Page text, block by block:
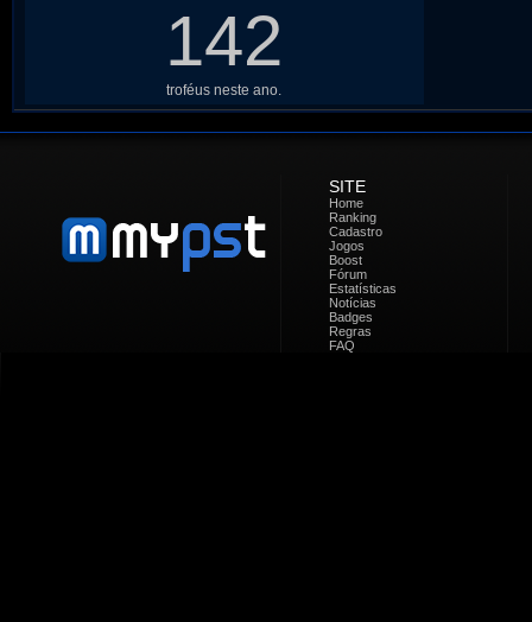
142
troféus neste ano.
SITE
Home
Ranking
Cadastro
Jogos
Boost
Fórum
Estatísticas
Notícias
Badges
Regras
FAQ